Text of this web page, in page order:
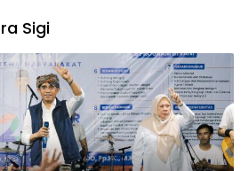
Sigi